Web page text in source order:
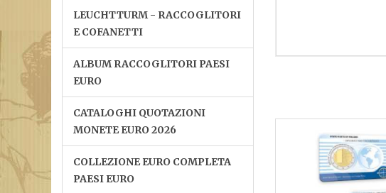
LEUCHTTURM - RACCOGLITORI
E COFANETTI
ALBUM RACCOGLITORI PAESI
EURO
CATALOGHI QUOTAZIONI
MONETE EURO 2026
COLLEZIONE EURO COMPLETA
PAESI EURO